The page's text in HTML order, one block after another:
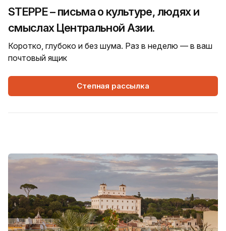
STEPPE – письма о культуре, людях и
смыслах Центральной Азии.
Коротко, глубоко и без шума. Раз в неделю — в ваш
почтовый ящик
Степная рассылка